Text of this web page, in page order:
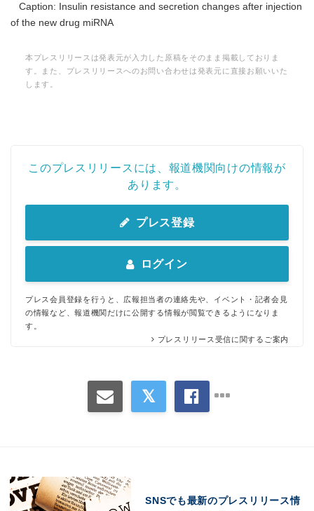
Caption: Insulin resistance and secretion changes after injection
of the new drug miRNA
本プレスリリースは発表元が入力した原稿をそのまま掲載しておりま
す。また、プレスリリースへのお問い合わせは発表元に直接お願いいた
します。
このプレスリリースには、報道機関向けの情報が
あります。
プレス登録
ログイン
プレス会員登録を行うと、広報担当者の連絡先や、イベント・記者会見
の情報など、報道機関だけに公開する情報が閲覧できるようになりま
す。
プレスリリース受信に関するご案内
SNSでも最新のプレスリリース情